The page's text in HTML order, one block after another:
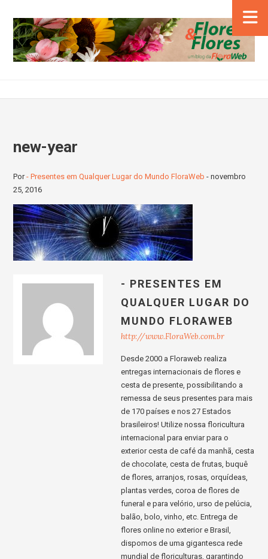
new-year
Por- Presentes em Qualquer Lugar do Mundo FloraWeb -novembro
25, 2016
- PRESENTES EM
QUALQUER LUGAR DO
MUNDO FLORAWEB
http://www.FloraWeb.com.br
Desde 2000 a Floraweb realiza
entregas internacionais de flores e
cesta de presente, possibilitando a
remessa de seus presentes para mais
de 170 países e nos 27 Estados
brasileiros! Utilize nossa floricultura
internacional para enviar para o
exterior cesta de café da manhã, cesta
de chocolate, cesta de frutas, buquê
de flores, arranjos, rosas, orquídeas,
plantas verdes, coroa de flores de
funeral e para velório, urso de pelúcia,
balão, bolo, vinho, etc. Entrega de
flores online no exterior e Brasil,
dispomos de uma gigantesca rede
mundial de floriculturas, garantindo